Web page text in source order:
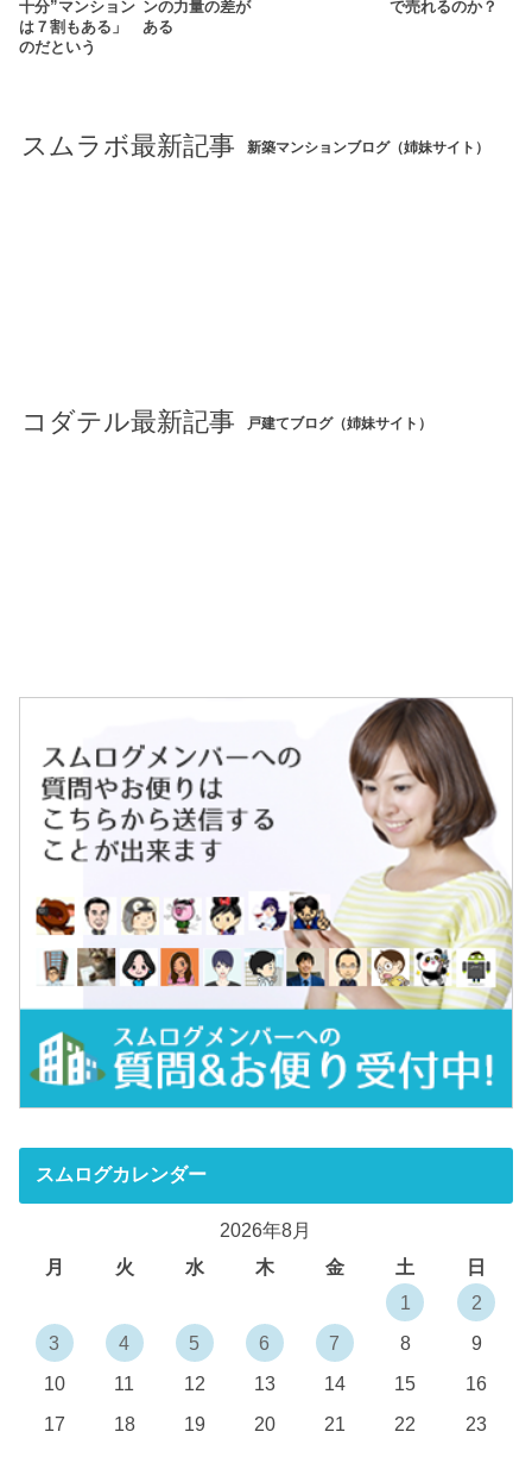
十分”マンション
は７割もある」
のだという
ンの力量の差が
ある
で売れるのか？
スムラボ最新記事 新築マンションブログ（姉妹サイト）
コダテル最新記事 戸建てブログ（姉妹サイト）
スムログカレンダー
2026年8月
月
火 水 木 金 土
日
1
2
3
4 5 6 7 8
9
10
11 12 13 14 15
16
17
18 19 20 21 22
23